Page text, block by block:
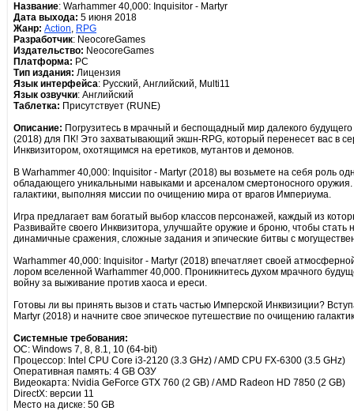
Название: Warhammer 40,000: Inquisitor - Martyr
Дата выхода: 5 июня 2018
Жанр: Action, RPG
Разработчик: NeocoreGames
Издательство: NeocoreGames
Платформа: PC
Тип издания: Лицензия
Язык интерфейса: Русский, Английский, Multi11
Язык озвучки: Английский
Таблетка: Присутствует (RUNE)
Описание: Погрузитесь в мрачный и беспощадный мир далекого
(2018) для ПК! Это захватывающий экшн-RPG, который перенесет вас в
Инквизитором, охотящимся на еретиков, мутантов и демонов.
В Warhammer 40,000: Inquisitor - Martyr (2018) вы возьмете на себя роль
обладающего уникальными навыками и арсеналом смертоносного
галактики, выполняя миссии по очищению мира от врагов Империума.
Игра предлагает вам богатый выбор классов персонажей, каждый из
Развивайте своего Инквизитора, улучшайте оружие и броню, чтобы стать
динамичные сражения, сложные задания и эпические битвы с
Warhammer 40,000: Inquisitor - Martyr (2018) впечатляет своей
лором вселенной Warhammer 40,000. Проникнитесь духом мрачного
войну за выживание против хаоса и ереси.
Готовы ли вы принять вызов и стать частью Имперской Инквизиции?
Martyr (2018) и начните свое эпическое путешествие по очищению
Системные требования:
ОС: Windows 7, 8, 8.1, 10 (64-bit)
Процессор: Intel CPU Core i3-2120 (3.3 GHz) / AMD CPU FX-6300 (3.5 GHz)
Оперативная память: 4 GB ОЗУ
Видеокарта: Nvidia GeForce GTX 760 (2 GB) / AMD Radeon HD 7850 (2 GB)
DirectX: версии 11
Место на диске: 50 GB